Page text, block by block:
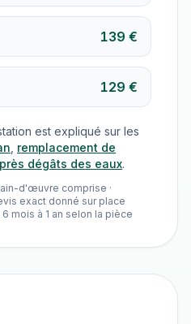
139 €
129 €
est expliqué sur les
remplacement de
dégâts des eaux.
d'œuvre comprise ·
exact donné sur place
mois à 1 an selon la pièce